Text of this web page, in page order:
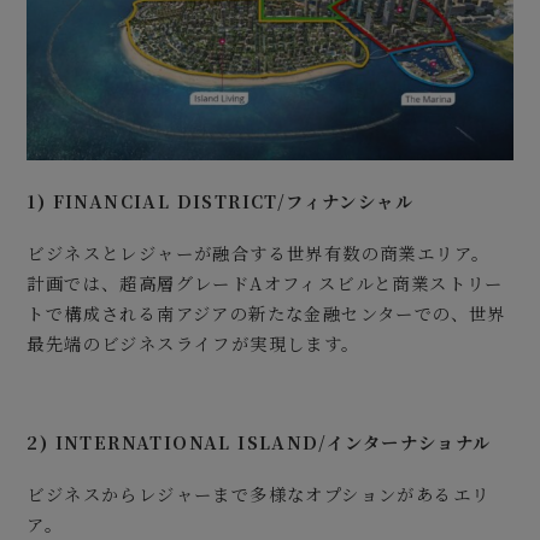
1) FINANCIAL DISTRICT/フィナンシャル
ビジネスとレジャーが融合する世界有数の商業エリア。
計画では、超高層グレードAオフィスビルと商業ストリー
トで構成される南アジアの新たな金融センターでの、世界
最先端のビジネスライフが実現します。
2) INTERNATIONAL ISLAND/インターナショナル
ビジネスからレジャーまで多様なオプションがあるエリ
ア。